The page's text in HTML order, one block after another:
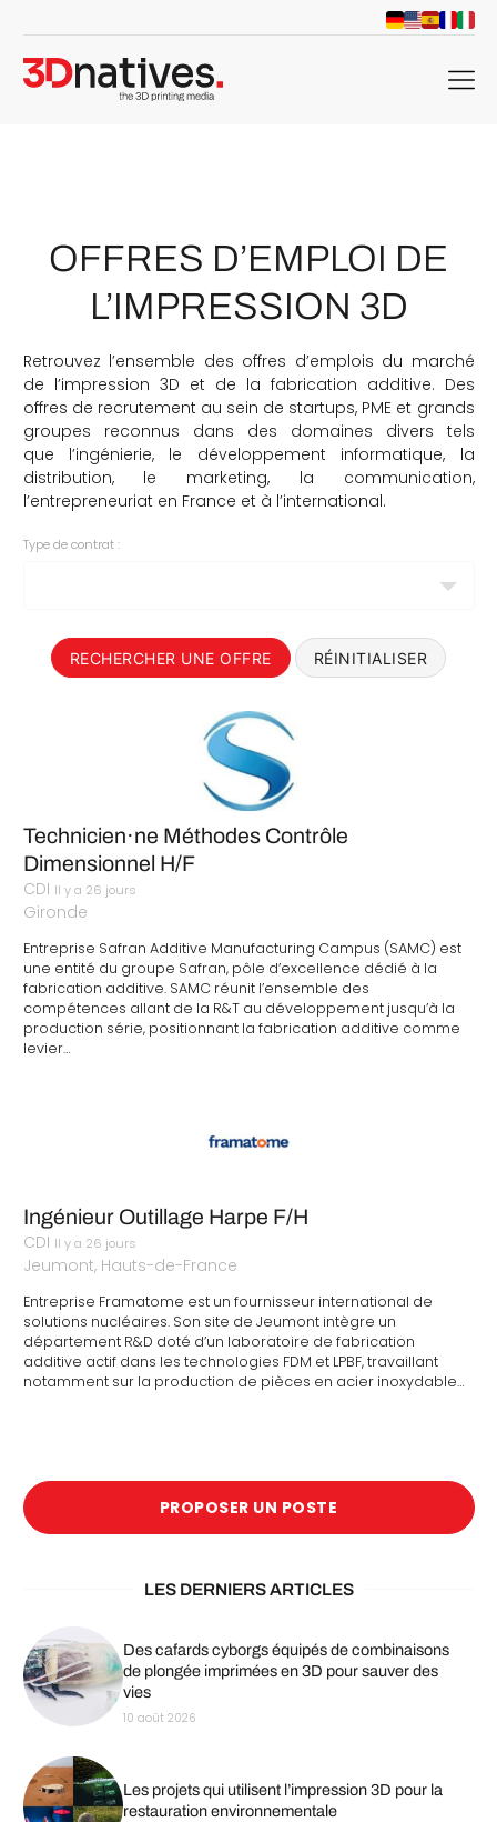
menu
OFFRES D’EMPLOI DE
L’IMPRESSION 3D
Retrouvez l’ensemble des offres d’emplois du marché
de l’impression 3D et de la fabrication additive. Des
offres de recrutement au sein de startups, PME et grands
groupes reconnus dans des domaines divers tels
que l’ingénierie, le développement informatique, la
distribution, le marketing, la communication,
l’entrepreneuriat en France et à l’international.
Type de contrat :
RECHERCHER UNE OFFRE RÉINITIALISER
Technicien·ne Méthodes Contrôle
Dimensionnel H/F
CDI Il y a 26 jours
Gironde
Entreprise Safran Additive Manufacturing Campus (SAMC) est
une entité du groupe Safran, pôle d’excellence dédié à la
fabrication additive. SAMC réunit l’ensemble des
compétences allant de la R&T au développement jusqu’à la
production série, positionnant la fabrication additive comme
levier…
Ingénieur Outillage Harpe F/H
CDI Il y a 26 jours
Jeumont, Hauts-de-France
Entreprise Framatome est un fournisseur international de
solutions nucléaires. Son site de Jeumont intègre un
département R&D doté d’un laboratoire de fabrication
additive actif dans les technologies FDM et LPBF, travaillant
notamment sur la production de pièces en acier inoxydable…
PROPOSER UN POSTE
LES DERNIERS ARTICLES
Des cafards cyborgs équipés de combinaisons
de plongée imprimées en 3D pour sauver des
vies
10 août 2026
Les projets qui utilisent l’impression 3D pour la
restauration environnementale